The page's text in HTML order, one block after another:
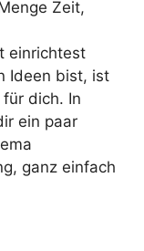
Zeit,
einrichtest
Ideen bist, ist
dich. In
ein paar
ganz einfach